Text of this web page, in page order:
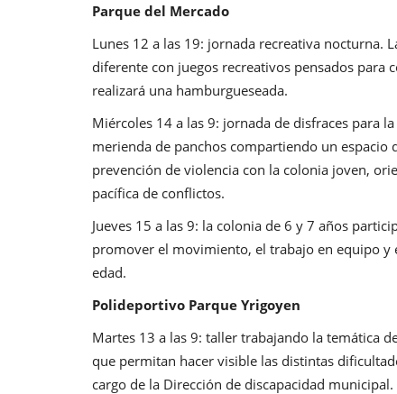
Parque del Mercado
Lunes 12 a las 19: jornada recreativa nocturna.
diferente con juegos recreativos pensados para
realizará una hamburgueseada.
Miércoles 14 a las 9: jornada de disfraces para
merienda de panchos compartiendo un
prevención de violencia con la colonia joven,
pacífica de conflictos.
Jueves 15 a las 9: la colonia de 6 y 7 años
promover el movimiento, el trabajo en equipo y
edad.
Polideportivo Parque Yrigoyen
Martes 13 a las 9: taller trabajando la temática
que permitan hacer visible las distintas
cargo de la Dirección de discapacidad municipal.